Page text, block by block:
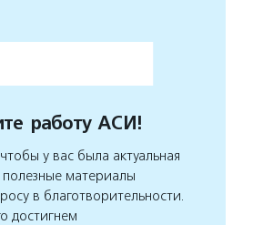
работу АСИ!
у вас была актуальная
материалы
в благотворительности.
достигнем